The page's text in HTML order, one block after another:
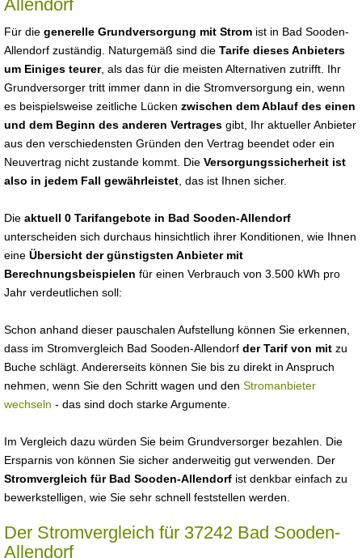
Allendorf
Für die generelle Grundversorgung mit Strom ist in Bad Sooden-
Allendorf zuständig. Naturgemäß sind die Tarife dieses Anbieters
um Einiges teurer, als das für die meisten Alternativen zutrifft. Ihr
Grundversorger tritt immer dann in die Stromversorgung ein, wenn
es beispielsweise zeitliche Lücken zwischen dem Ablauf des einen
und dem Beginn des anderen Vertrages gibt, Ihr aktueller Anbieter
aus den verschiedensten Gründen den Vertrag beendet oder ein
Neuvertrag nicht zustande kommt. Die Versorgungssicherheit ist
also in jedem Fall gewährleistet , das ist Ihnen sicher.
Die aktuell 0 Tarifangebote in Bad Sooden-Allendorf
unterscheiden sich durchaus hinsichtlich ihrer Konditionen, wie Ihnen
eine Übersicht der günstigsten Anbieter mit
Berechnungsbeispielen für einen Verbrauch von 3.500 kWh pro
Jahr verdeutlichen soll:
Schon anhand dieser pauschalen Aufstellung können Sie erkennen,
dass im Stromvergleich Bad Sooden-Allendorf der Tarif von mit zu
Buche schlägt. Andererseits können Sie bis zu direkt in Anspruch
nehmen, wenn Sie den Schritt wagen und den Stromanbieter
wechseln - das sind doch starke Argumente.
Im Vergleich dazu würden Sie beim Grundversorger bezahlen. Die
Ersparnis von können Sie sicher anderweitig gut verwenden. Der
Stromvergleich für Bad Sooden-Allendorf ist denkbar einfach zu
bewerkstelligen, wie Sie sehr schnell feststellen werden.
Der Stromvergleich für 37242 Bad Sooden-
Allendorf